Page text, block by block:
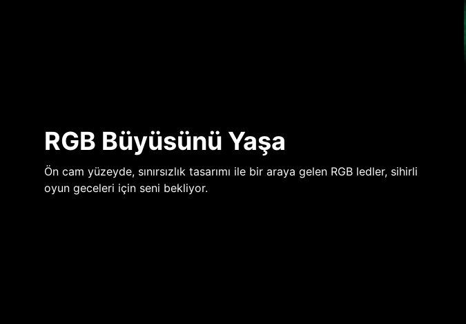
RGB Büyüsünü Yaşa
Ön cam yüzeyde, sınırsızlık tasarımı ile bir araya gelen RGB ledler, sihirli
oyun geceleri için seni bekliyor.